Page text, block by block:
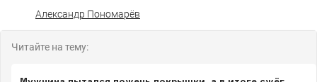
Александр Пономарёв
Читайте на тему: